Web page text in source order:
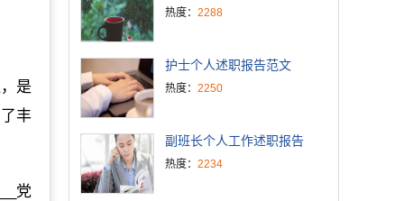
是
丰
党
热度： 2288
护士个人述职报告范文
热度： 2250
副班长个人工作述职报告
热度： 2234